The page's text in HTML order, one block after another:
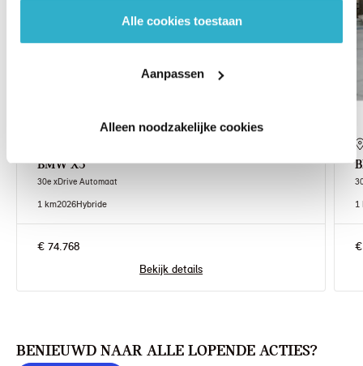
Alle cookies toestaan
Aanpassen
Alleen noodzakelijke cookies
BMW X3
30e xDrive Automaat
1 km2026Hybride
€ 74.768
Bekijk details
1
BENIEUWD NAAR ALLE LOPENDE ACTIES?